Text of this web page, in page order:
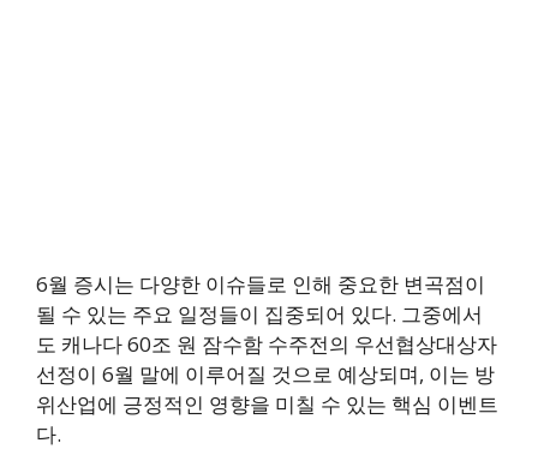
6월 증시는 다양한 이슈들로 인해 중요한 변곡점이
될 수 있는 주요 일정들이 집중되어 있다. 그중에서
도 캐나다 60조 원 잠수함 수주전의 우선협상대상자
선정이 6월 말에 이루어질 것으로 예상되며, 이는 방
위산업에 긍정적인 영향을 미칠 수 있는 핵심 이벤트
다.